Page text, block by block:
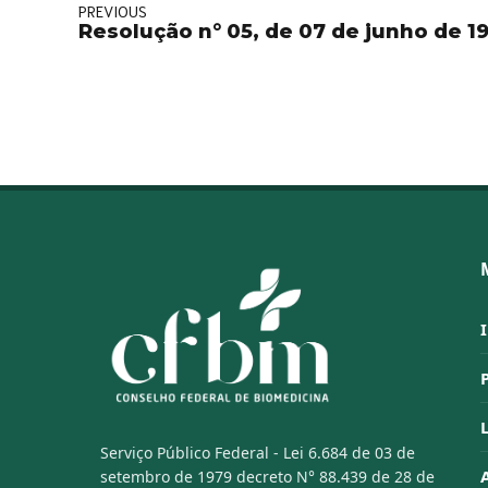
PREVIOUS
Resolução n° 05, de 07 de junho de
Serviço Público Federal - Lei 6.684 de 03 de
setembro de 1979 decreto N° 88.439 de 28 de